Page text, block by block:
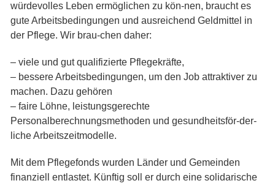
würdevolles Leben ermöglichen zu kön-nen, braucht es
gute Arbeitsbedingungen und ausreichend Geldmittel in
der Pflege. Wir brau-chen daher:
– viele und gut qualifizierte Pflegekräfte,
– bessere Arbeitsbedingungen, um den Job attraktiver zu
machen. Dazu gehören
– faire Löhne, leistungsgerechte
Personalberechnungsmethoden und gesundheitsför-der-
liche Arbeitszeitmodelle.
Mit dem Pflegefonds wurden Länder und Gemeinden
finanziell entlastet. Künftig soll er durch eine solidarische